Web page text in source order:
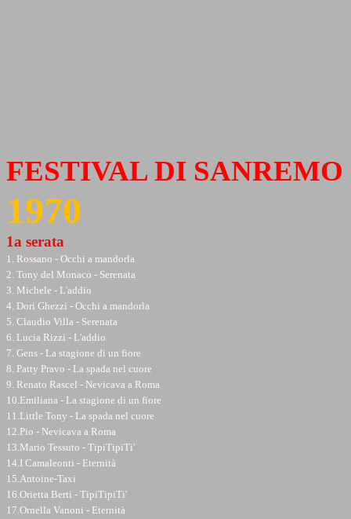
FESTIVAL DI SANREMO
1970
1a serata
1. Rossano - Occhi a mandorla
2. Tony del Monaco - Serenata
3. Michele - L'addio
4. Dori Ghezzi - Occhi a mandorla
5. Claudio Villa - Serenata
6. Lucia Rizzi - L'addio
7. Gens - La stagione di un fiore
8. Patty Pravo - La spada nel cuore
9. Renato Rascel - Nevicava a Roma
10.Emiliana - La stagione di un fiore
11.Little Tony - La spada nel cuore
12.Pio - Nevicava a Roma
13.Mario Tessuto - TipiTipiTi'
14.I Camaleonti - Eternità
15.Antoine-Taxi
16.Orietta Berti - TipiTipiTi'
17.Ornella Vanoni - Eternità